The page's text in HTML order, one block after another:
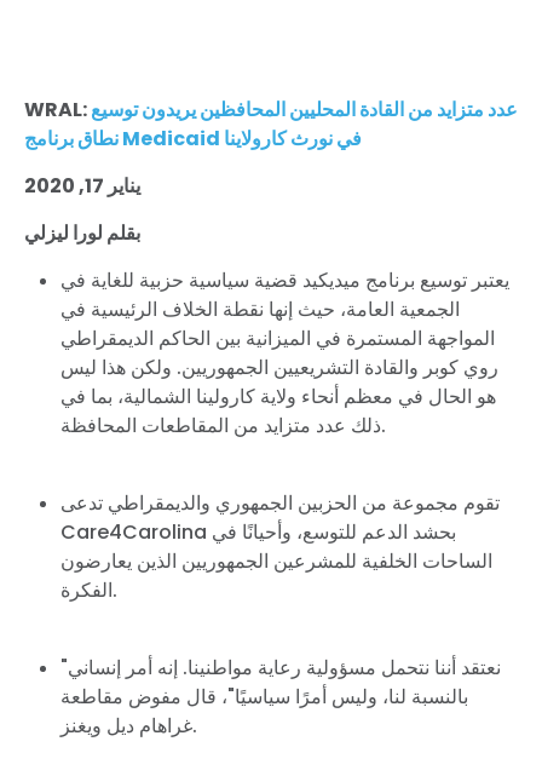
WRAL:عدد متزايد من القادة المحليين المحافظين يريدون توسيع
نطاق برنامج Medicaid في نورث كارولاينا
يناير 17, 2020
بقلم لورا ليزلي
يعتبر توسيع برنامج ميديكيد قضية سياسية حزبية للغاية في
الجمعية العامة، حيث إنها نقطة الخلاف الرئيسية في
المواجهة المستمرة في الميزانية بين الحاكم الديمقراطي
روي كوبر والقادة التشريعيين الجمهوريين. ولكن هذا ليس
هو الحال في معظم أنحاء ولاية كارولينا الشمالية، بما في
ذلك عدد متزايد من المقاطعات المحافظة.
تقوم مجموعة من الحزبين الجمهوري والديمقراطي تدعى
Care4Carolina بحشد الدعم للتوسع، وأحيانًا في
الساحات الخلفية للمشرعين الجمهوريين الذين يعارضون
الفكرة.
"نعتقد أننا نتحمل مسؤولية رعاية مواطنينا. إنه أمر إنساني
بالنسبة لنا، وليس أمرًا سياسيًا"، قال مفوض مقاطعة
غراهام ديل ويغنز.